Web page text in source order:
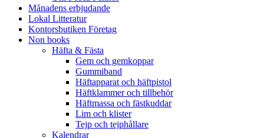
Månadens erbjudande
Lokal Litteratur
Kontorsbutiken Företag
Non books
Häfta & Fästa
Gem och gemkoppar
Gummiband
Häftapparat och häftpistol
Häftklammer och tillbehör
Häftmassa och fästkuddar
Lim och klister
Tejp och tejphållare
Kalendrar